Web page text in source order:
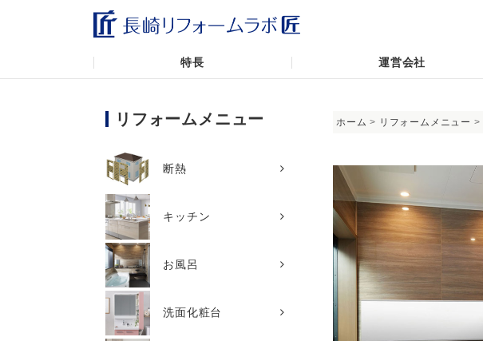
特長 運営会社
リフォームメニュー
断熱
キッチン
お風呂
洗面化粧台
ホーム > リフォームメニュー >